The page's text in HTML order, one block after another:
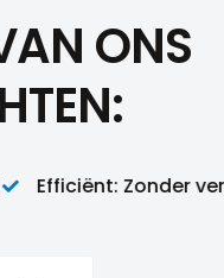
ONS
Efficiënt: Zonder